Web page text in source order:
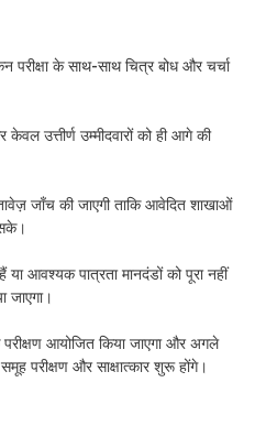
परीक्षा के साथ-साथ चित्र बोध और चर्चा
उत्तीर्ण उम्मीदवारों को ही आगे की
जाँच की जाएगी ताकि आवेदित शाखाओं
या आवश्यक पात्रता मानदंडों को पूरा नहीं
जाएगा।
परीक्षण आयोजित किया जाएगा और अगले
परीक्षण और साक्षात्कार शुरू होंगे।